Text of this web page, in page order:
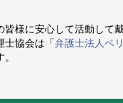
皆様に安心して活動して
士協会は「 弁護士法人ベ